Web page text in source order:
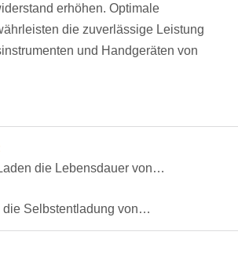
erhöhen. Optimale
die zuverlässige Leistung
und Handgeräten von
die Lebensdauer von
Selbstentladung von
der Lagerung